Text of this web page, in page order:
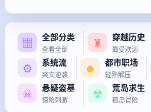
▦ 全部分类
查看全部 ♜ 穿越历史
最受欢迎
⚙ 系统流
爽文逆袭 ☻ 都市职场
轻熟解压
☠ 悬疑盗墓
惊险刺激 ☢ 荒岛求生
孤岛冒险